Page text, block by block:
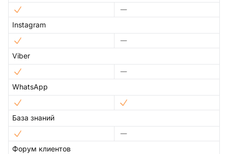
Instagram
Viber
WhatsApp
База знаний
Форум клиентов